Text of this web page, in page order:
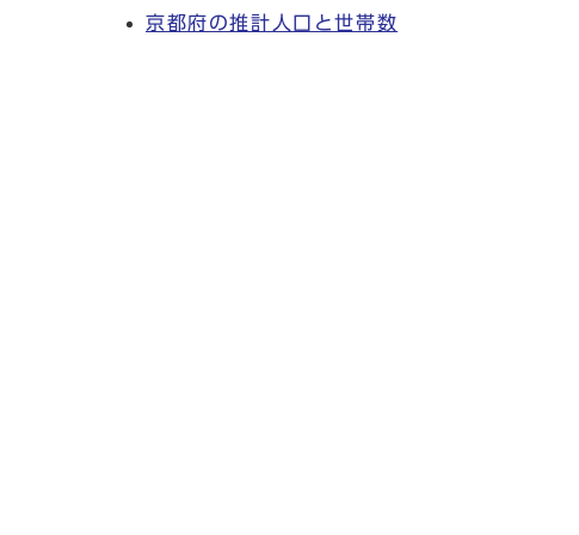
京都府の推計人口と世帯数